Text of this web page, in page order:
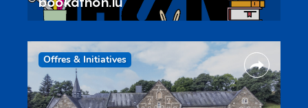
Offres & Initiatives